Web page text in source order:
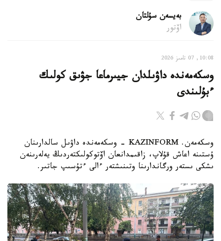
بەيسەن سۇلتان
اۆتور
10:08, 07 تامىز 2026
وسكەمەندە داۋىلدان جيىرماعا جۋىق كولىك
ءبۇلىندى
وسكەمەن. KAZINFORM - وسكەمەندە داۋىل سالدارىنان
ۇستىنە اعاش قۇلاپ، زاقىمدانعان اۆتوكولىكتەردىڭ يەلەرىنەن
ىشكى ىستەر ورگاندارىنا وتىنىشتەر ءالى ءتۇسىپ جاتىر.